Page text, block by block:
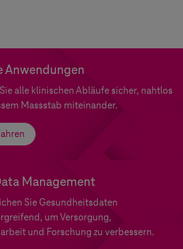
Anwendungen
alle klinischen Abläufe sicher, nahtlos
Massstab miteinander.
Management
Sie Gesundheitsdaten
um Versorgung,
und Forschung zu verbessern.